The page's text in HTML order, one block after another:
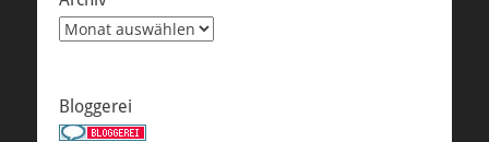
Archiv
Bloggerei